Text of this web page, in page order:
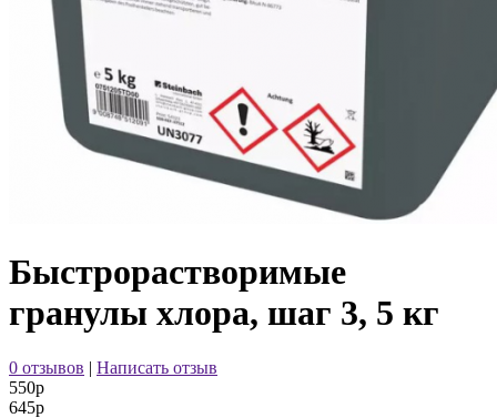
Быстрорастворимые
гранулы хлора, шаг 3, 5 кг
0 отзывов | Написать отзыв
550р
645р